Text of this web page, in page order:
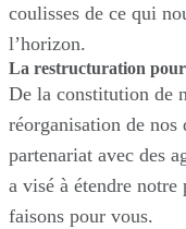
coulisses de ce qui
l’horizon.
La restructuration
De la constitution de
réorganisation de nos
partenariat avec des
a visé à étendre notre
faisons pour vous.